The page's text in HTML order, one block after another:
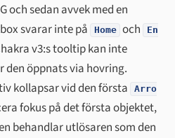
och sedan avvek med en
svarar inte på
Home och
En
v3:s tooltip kan inte
den öppnats via hovring.
kollapsar vid den första
Arro
fokus på det första objektet,
behandlar utlösaren som den